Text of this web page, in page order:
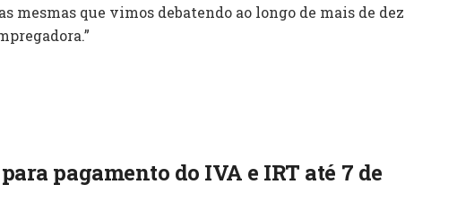
mesmas que vimos debatendo ao longo de mais de dez
pagamento do IVA e IRT até 7 de